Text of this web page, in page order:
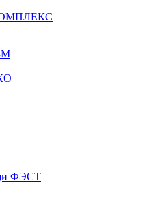
ФЭСТ